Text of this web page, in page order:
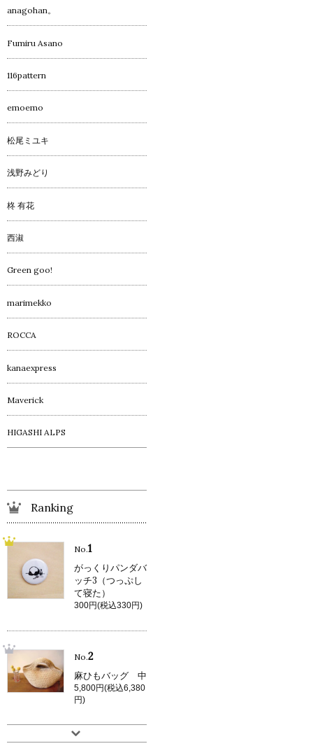
anagohan。
Fumiru Asano
116pattern
emoemo
松尾ミユキ
浅野みどり
柊 有花
西淑
Green goo!
marimekko
ROCCA
kanaexpress
Maverick
HIGASHI ALPS
Ranking
No.1
がっくりパンダバ
ッチ3（つっぷし
て寝た）
300円(税込330円)
No.2
麻ひもバッグ 中
5,800円(税込6,380
円)